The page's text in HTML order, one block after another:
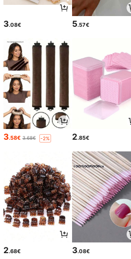
3.08€ 5.57€
3.58€ 3.68€ -2% 2.85€
2.68€ 3.08€